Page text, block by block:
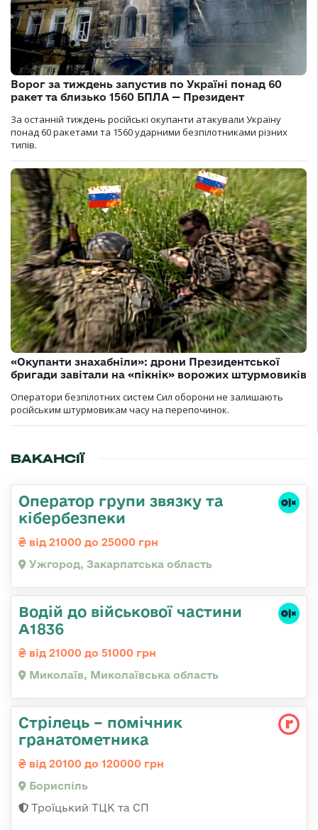
Ворог за тиждень запустив по Україні понад 60
ракет та близько 1560 БПЛА — Президент
За останній тиждень російські окупанти атакували Україну
понад 60 ракетами та 1560 ударними безпілотниками різних
типів.
«Окупанти знахабніли»: дрони Президентської
бригади завітали на «пікнік» ворожих штурмовиків
Оператори безпілотних систем Сил оборони не залишають
російським штурмовикам часу на перепочинок.
ВАКАНСІЇ
Оператор групи звязку та
кібербезпеки
від 21000 до 25000 грн
Ужгород, Закарпатська область
Водій до військової частини
А1836
від 21000 до 51000 грн
Миколаїв, Миколаївська область
Стрілець – помічник
гранатометника
від 20100 до 120000 грн
Бориспіль
Троїцький ТЦК та СП